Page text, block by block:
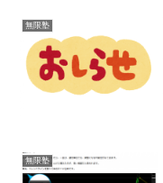
無限塾
無限塾